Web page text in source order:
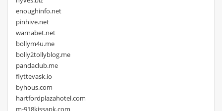
enoughinfo.net
pinhive.net
warnabet.net
bollym4u.me
bolly2tollyblog.me
pandaclub.me
flyttevask.io
byhous.com
hartfordplazahotel.com
m-918kissapk.com